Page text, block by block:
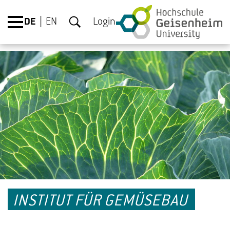
DE EN Login
INSTITUT FÜR GEMÜSEBAU